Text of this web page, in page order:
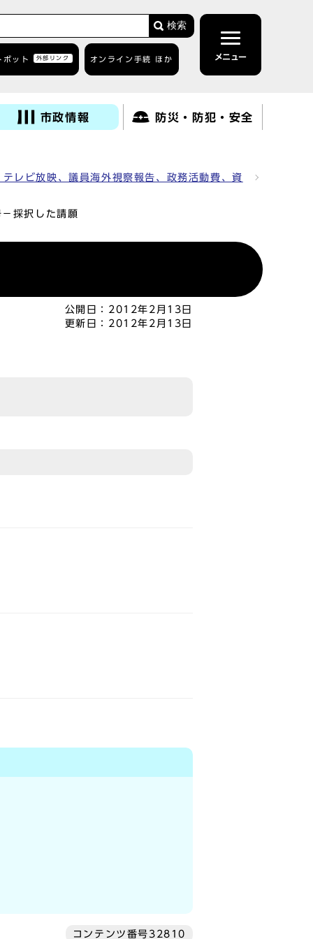
検索
ボット 外部リンク オンライン手続 ほか メニュー
市政情報 防災・防犯・安全
レビ放映、議員海外視察報告、政務活動費、資
採択した請願
公開日： 2012年2月13日
更新日： 2012年2月13日
コンテンツ番号32810